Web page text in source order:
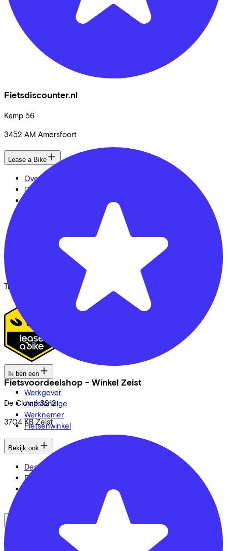
Fietsdiscounter.nl
Kamp 56
3452 AM Amersfoort
Fietsvoordeelshop - Winkel Zeist
De Clomp 3212
3704 KB Zeist
Lease a Bike
Over ons
Onze collega's
Security & Privacy
Trotse partner van
Ik ben een
Werkgever
Zelfstandige
Werknemer
Fietsenwinkel
Bekijk ook
Dealer locator
Fiets leasen? Bereken je kosten